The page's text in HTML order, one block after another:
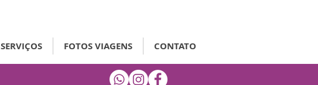
SERVIÇOS FOTOS VIAGENS CONTATO